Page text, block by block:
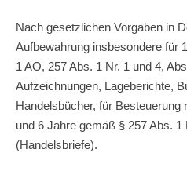
Nach gesetzlichen Vorgaben in
Aufbewahrung insbesondere für
1 AO, 257 Abs. 1 Nr. 1 und 4,
Aufzeichnungen, Lageberichte,
Handelsbücher, für Besteuerung
und 6 Jahre gemäß § 257 Abs.
(Handelsbriefe).